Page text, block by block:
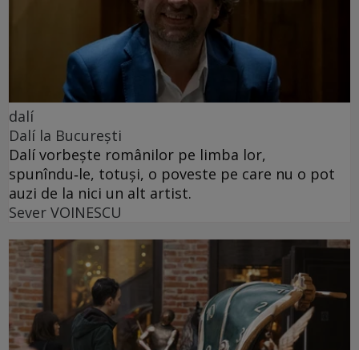
dalí
Dalí la București
Dalí vorbește românilor pe limba lor,
spunîndu‑le, totuși, o poveste pe care nu o pot
auzi de la nici un alt artist.
Sever VOINESCU